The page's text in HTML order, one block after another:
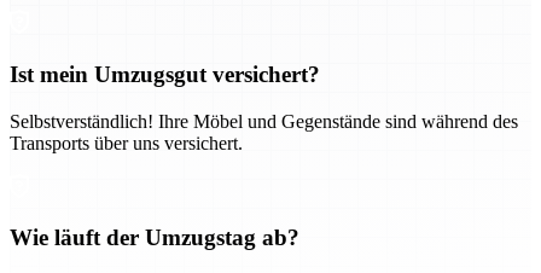
Ist mein Umzugsgut versichert?
Selbstverständlich! Ihre Möbel und Gegenstände sind während des
Transports über uns versichert.
Wie läuft der Umzugstag ab?